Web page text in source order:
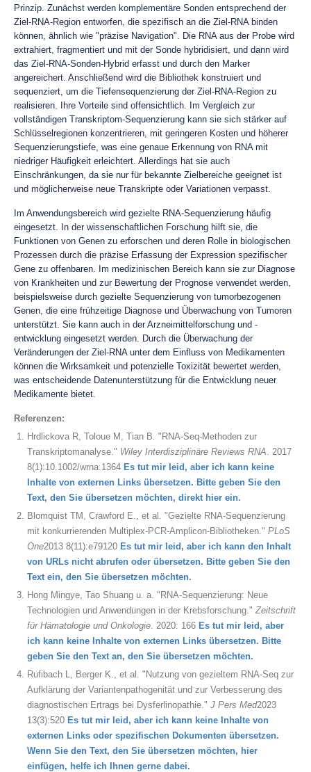
Prinzip. Zunächst werden komplementäre Sonden entsprechend der
Ziel-RNA-Region entworfen, die spezifisch an die Ziel-RNA binden
können, ähnlich wie "präzise Navigation". Die RNA aus der Probe wird
extrahiert, fragmentiert und mit der Sonde hybridisiert, und dann wird
das Ziel-RNA-Sonden-Hybrid erfasst und durch den Marker
angereichert. Anschließend wird die Bibliothek konstruiert und
sequenziert, um die Tiefensequenzierung der Ziel-RNA-Region zu
realisieren. Ihre Vorteile sind offensichtlich. Im Vergleich zur
vollständigen Transkriptom-Sequenzierung kann sie sich stärker auf
Schlüsselregionen konzentrieren, mit geringeren Kosten und höherer
Sequenzierungstiefe, was eine genaue Erkennung von RNA mit
niedriger Häufigkeit erleichtert. Allerdings hat sie auch
Einschränkungen, da sie nur für bekannte Zielbereiche geeignet ist
und möglicherweise neue Transkripte oder Variationen verpasst.
Im Anwendungsbereich wird gezielte RNA-Sequenzierung häufig
eingesetzt. In der wissenschaftlichen Forschung hilft sie, die
Funktionen von Genen zu erforschen und deren Rolle in biologischen
Prozessen durch die präzise Erfassung der Expression spezifischer
Gene zu offenbaren. Im medizinischen Bereich kann sie zur Diagnose
von Krankheiten und zur Bewertung der Prognose verwendet werden,
beispielsweise durch gezielte Sequenzierung von tumorbezogenen
Genen, die eine frühzeitige Diagnose und Überwachung von Tumoren
unterstützt. Sie kann auch in der Arzneimittelforschung und -
entwicklung eingesetzt werden. Durch die Überwachung der
Veränderungen der Ziel-RNA unter dem Einfluss von Medikamenten
können die Wirksamkeit und potenzielle Toxizität bewertet werden,
was entscheidende Datenunterstützung für die Entwicklung neuer
Medikamente bietet.
Referenzen:
Hrdlickova R, Toloue M, Tian B. "RNA-Seq-Methoden zur
Transkriptomanalyse." Wiley Interdisziplinäre Reviews RNA. 2017
8(1):10.1002/wrna.1364 Es tut mir leid, aber ich kann keine
Inhalte von externen Links übersetzen. Bitte geben Sie den
Text, den Sie übersetzen möchten, direkt hier ein.
Blomquist TM, Crawford E., et al. "Gezielte RNA-Sequenzierung
mit konkurrierenden Multiplex-PCR-Amplicon-Bibliotheken." PLoS
One2013 8(11):e79120 Es tut mir leid, aber ich kann den Inhalt
von URLs nicht abrufen oder übersetzen. Bitte geben Sie den
Text ein, den Sie übersetzen möchten.
Hong Mingye, Tao Shuang u. a. "RNA-Sequenzierung: Neue
Technologien und Anwendungen in der Krebsforschung." Zeitschrift
für Hämatologie und Onkologie. 2020: 166 Es tut mir leid, aber
ich kann keine Inhalte von externen Links übersetzen. Bitte
geben Sie den Text an, den Sie übersetzen möchten.
Rufibach L, Berger K., et al. "Nutzung von gezieltem RNA-Seq zur
Aufklärung der Variantenpathogenität und zur Verbesserung des
diagnostischen Ertrags bei Dysferlinopathie." J Pers Med2023
13(3):520 Es tut mir leid, aber ich kann keine Inhalte von
externen Links oder spezifischen Dokumenten übersetzen.
Wenn Sie den Text, den Sie übersetzen möchten, hier
einfügen, helfe ich Ihnen gerne dabei.